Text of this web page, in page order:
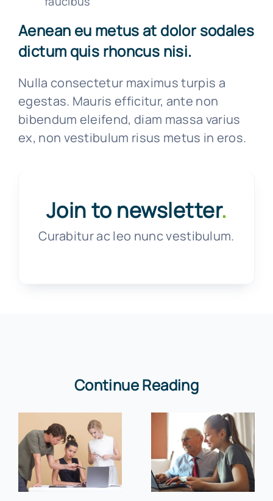
Aenean eu metus at dolor sodales
dictum quis rhoncus nisi.
Nulla consectetur maximus turpis a
egestas. Mauris efficitur, ante non
bibendum eleifend, diam massa varius
ex, non vestibulum risus metus in eros.
Join to newsletter.
Curabitur ac leo nunc vestibulum.
Continue Reading